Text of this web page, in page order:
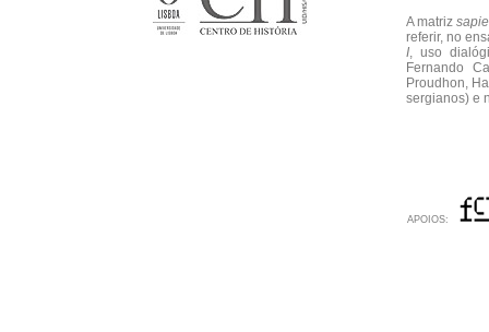
A matriz
referir, no
I, uso
Fernando
Proudhon,
sergianos) e
APOIOS: